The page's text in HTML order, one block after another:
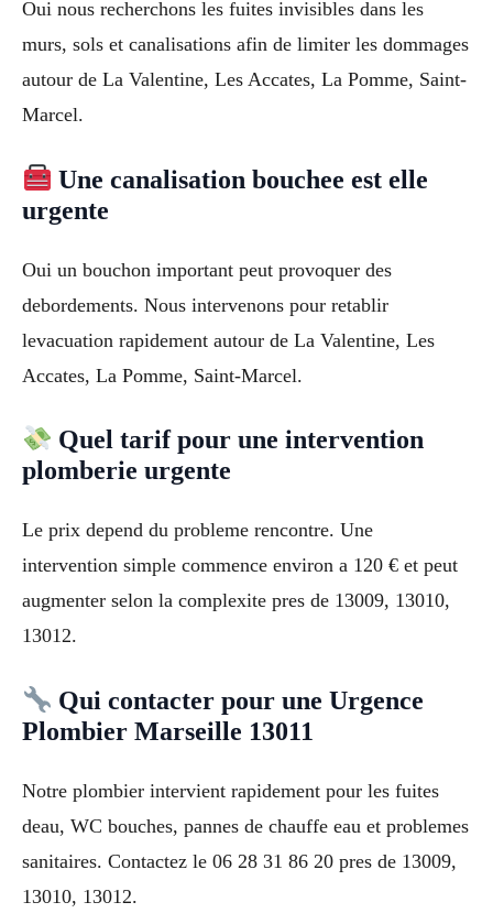
Oui nous recherchons les fuites invisibles dans les
murs, sols et canalisations afin de limiter les dommages
autour de La Valentine, Les Accates, La Pomme, Saint-
Marcel.
Une canalisation bouchee est elle
urgente
Oui un bouchon important peut provoquer des
debordements. Nous intervenons pour retablir
levacuation rapidement autour de La Valentine, Les
Accates, La Pomme, Saint-Marcel.
Quel tarif pour une intervention
plomberie urgente
Le prix depend du probleme rencontre. Une
intervention simple commence environ a 120 € et peut
augmenter selon la complexite pres de 13009, 13010,
13012.
Qui contacter pour une Urgence
Plombier Marseille 13011
Notre plombier intervient rapidement pour les fuites
deau, WC bouches, pannes de chauffe eau et problemes
sanitaires. Contactez le 06 28 31 86 20 pres de 13009,
13010, 13012.